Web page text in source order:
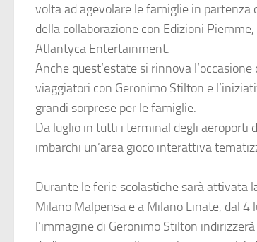
volta ad agevolare le famiglie in partenza
della collaborazione con Edizioni
Atlantyca Entertainment.
Anche quest’estate si rinnova
viaggiatori con Geronimo Stilton e
grandi sorprese per le famiglie.
Da luglio in tutti i terminal degli aeroporti
imbarchi un’area gioco interattiva
Durante le ferie scolastiche sarà attivata
Milano Malpensa e a Milano Linate, dal 4
l’immagine di Geronimo Stilton